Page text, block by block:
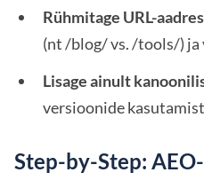
Rühmitage URL-
(nt /blog/ vs. /tools/) ja
Lisage ainult
versioonide
Step-by-Step: